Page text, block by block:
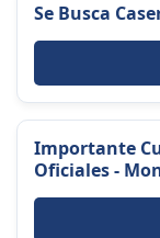
Se Busca
Importante
Oficiales -